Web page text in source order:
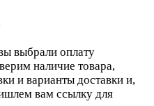
выбрали оплату
наличие товара,
и варианты доставки и,
вам ссылку для